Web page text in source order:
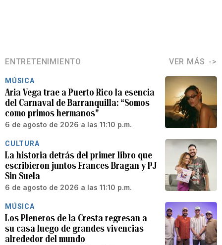
ENTRETENIMIENTO VER MÁS
MÚSICA
Aria Vega trae a Puerto Rico la esencia
del Carnaval de Barranquilla: “Somos
como primos hermanos”
6 de agosto de 2026 a las 11:10 p.m.
CULTURA
La historia detrás del primer libro que
escribieron juntos Frances Bragan y PJ
Sin Suela
6 de agosto de 2026 a las 11:10 p.m.
MÚSICA
Los Pleneros de la Cresta regresan a
su casa luego de grandes vivencias
alrededor del mundo